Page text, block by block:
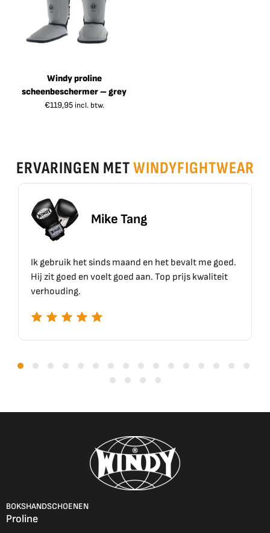
Windy proline
scheenbeschermer – grey
€119,95 incl. btw.
ERVARINGEN METWINDYFIGHTWEAR
Tang
maand en het bevalt me goed.
goed aan. Top prijs kwaliteit
Top materiaal, top
BOKSHANDSCHOENEN
Proline